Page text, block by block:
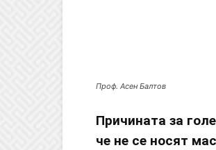
Проф. Асен Балтов
Причината за
че не се носят